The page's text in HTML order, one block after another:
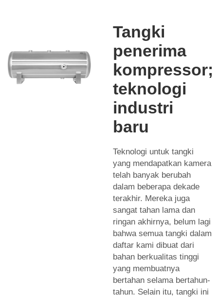
Tangki
penerima
kompressor;
teknologi
industri
baru
Teknologi untuk tangki
yang mendapatkan kamera
telah banyak berubah
dalam beberapa dekade
terakhir. Mereka juga
sangat tahan lama dan
ringan akhirnya, belum lagi
bahwa semua tangki dalam
daftar kami dibuat dari
bahan berkualitas tinggi
yang membuatnya
bertahan selama bertahun-
tahun. Selain itu, tangki ini